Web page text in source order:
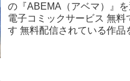
の『ABEMA（アベマ）』
電子コミックサービス 無
す 無料配信されている作品